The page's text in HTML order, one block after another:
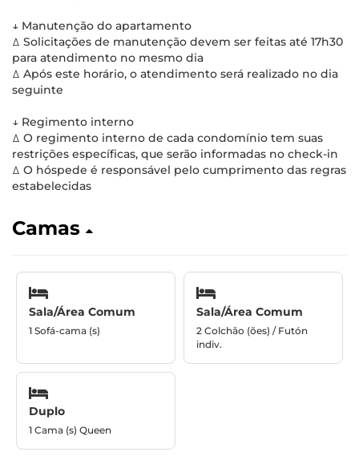
↓ Manutenção do apartamento
ꕔ Solicitações de manutenção devem ser feitas até 17h30
para atendimento no mesmo dia
ꕔ Após este horário, o atendimento será realizado no dia
seguinte
↓ Regimento interno
ꕔ O regimento interno de cada condomínio tem suas
restrições específicas, que serão informadas no check-in
ꕔ O hóspede é responsável pelo cumprimento das regras
estabelecidas
Camas
Sala/Área Comum
1 Sofá-cama (s)
Sala/Área Comum
2 Colchão (ões) / Futón
indiv.
Duplo
1 Cama (s) Queen